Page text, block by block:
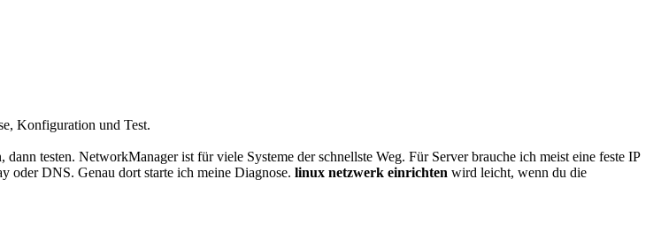
Konfiguration und Test.
testen. NetworkManager ist für viele Systeme der schnellste Weg. Für Server brauche ich meist eine feste IP
oder DNS. Genau dort starte ich meine Diagnose. linux netzwerk einrichten wird leicht, wenn du die